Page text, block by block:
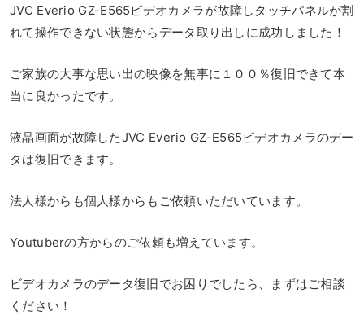
JVC Everio GZ-E565ビデオカメラが故障しタッチパネルが割
れて操作できない状態からデータ取り出しに成功しました！
ご家族の大事な思い出の映像を無事に１００％復旧できて本
当に良かったです。
液晶画面が故障したJVC Everio GZ-E565ビデオカメラのデー
タは復旧できます。
法人様からも個人様からもご依頼いただいています。
Youtuberの方からのご依頼も増えています。
ビデオカメラのデータ復旧でお困りでしたら、まずはご相談
ください！